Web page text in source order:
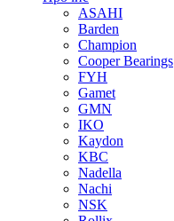
ASAHI
Barden
Champion
Cooper Bearings
FYH
Gamet
GMN
IKO
Kaydon
KBC
Nadella
Nachi
NSK